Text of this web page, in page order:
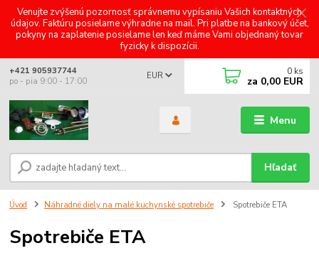
Venujte zvýšenú pozornosť správnemu vypísaniu Vašich kontaktných
údajov. Faktúru posielame výhradne na mail. Pri platbe na bankový účet,
pokyny na zaplatenie posielame len keď máme Vami objednaný tovar
fyzicky k dispozícii.
Menu
EUR
Hľadať
+421 905937744
po - pia 9:00 - 17:00
0 ks
za 0,00 EUR
Úvod Náhradné diely na malé kuchynské spotrebiče Spotrebiče ETA
Spotrebiče ETA